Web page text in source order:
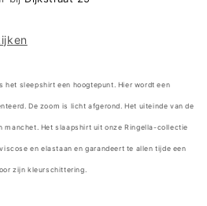
het sleepshirt een hoogtepunt. Hier wordt een
De zoom is licht afgerond. Het uiteinde van de
manchet. Het slaapshirt uit onze Ringella-collectie
en elastaan en garandeert te allen tijde een
zijn kleurschittering.